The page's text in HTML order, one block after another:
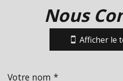
Nous
Afficher le